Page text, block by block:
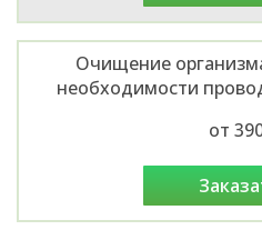
Очищение
необходимости
от